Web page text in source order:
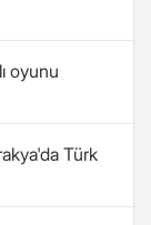
oyunu
Türk